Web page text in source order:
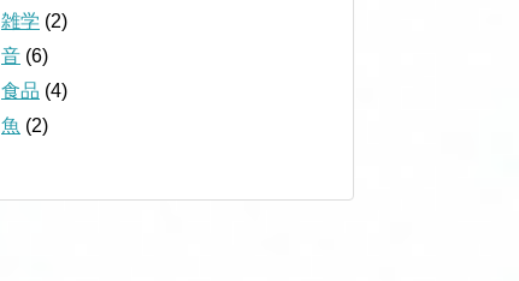
雑学 (2)
音 (6)
食品 (4)
魚 (2)